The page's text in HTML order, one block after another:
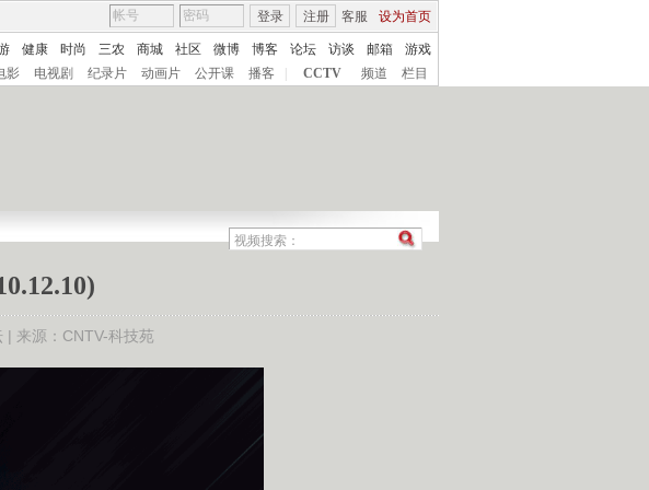
客服 设为首页
登录 注册
健康 时尚 三农 商城 社区 微博 博客 论坛 访谈 邮箱
游戏
影 电视剧 纪录片 动画片 公开课 播客 CCTV 频道 栏目
| 来源：CNTV-科技苑